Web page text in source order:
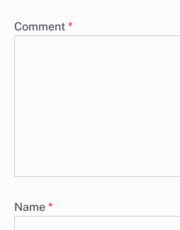
Comment *
Name *